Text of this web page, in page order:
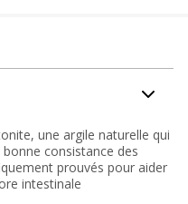
une argile naturelle qui
consistance des
prouvés pour aider
intestinale